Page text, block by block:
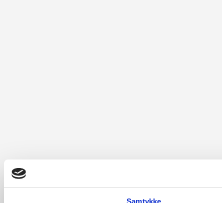
Samtykke